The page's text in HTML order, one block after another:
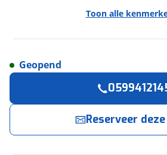
Toon alle
Geopend
Reserveer
Reserveernu!
Rolfes Sports Cycling
contact met je op.